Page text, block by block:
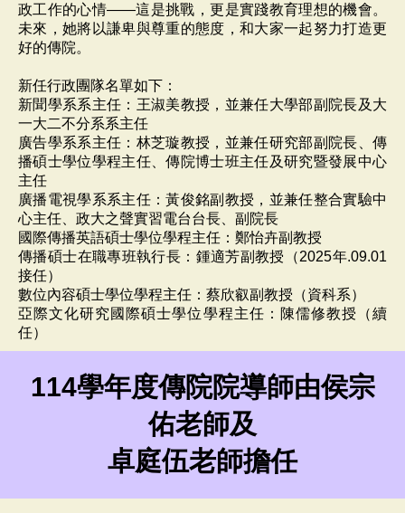
政工作的心情——這是挑戰，更是實踐教育理想的機會。
未來，她將以謙卑與尊重的態度，和大家一起努力打造更
好的傳院。
新任行政團隊名單如下：
新聞學系系主任：王淑美教授，並兼任大學部副院長及大
一大二不分系系主任
廣告學系系主任： 林芝璇教授，並兼任研究部副院長、傳
播碩士學位學程主任、傳院博士班主任及研究暨發展中心
主任
廣播電視學系系主任：黃俊銘副教授，並兼任整合實驗中
心主任、政大之聲實習電台台長、副院長
國際傳播英語碩士學位學程主任：鄭怡卉副教授
傳播碩士在職專班執行長：鍾適芳副教授（2025年.09.01
接任）
數位內容碩士學位學程主任：蔡欣叡副教授（資科系）
亞際文化研究國際碩士學位學程主任：陳儒修教授（續
任）
114學年度傳院院導師由侯宗
佑老師及
卓庭伍老師擔任